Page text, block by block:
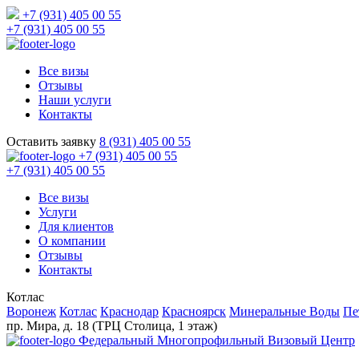
+7 (931) 405 00 55
+7 (931) 405 00 55
Все визы
Отзывы
Наши услуги
Контакты
Оставить заявку 8 (931) 405 00 55
+7 (931) 405 00 55
+7 (931) 405 00 55
Все визы
Услуги
Для клиентов
О компании
Отзывы
Контакты
Котлас
Воронеж Котлас Краснодар Красноярск Минеральные Воды
пр. Мира, д. 18 (ТРЦ Столица, 1 этаж)
Федеральный Многопрофильный Визовый Центр